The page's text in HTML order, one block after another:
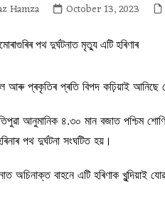
Hamza October 13, 2023
আৰু প্ৰকৃতিৰ প্ৰতি বিপদ কঢ়িয়াই আনিছে
আনুমানিক ৪.৩০ মান বজাত পশ্চিম
পথ দুৰ্ঘটনা সংঘটিত হয়।
অচিনাক্ত বাহনে এটি হৰিণাক খুন্দিয়াই